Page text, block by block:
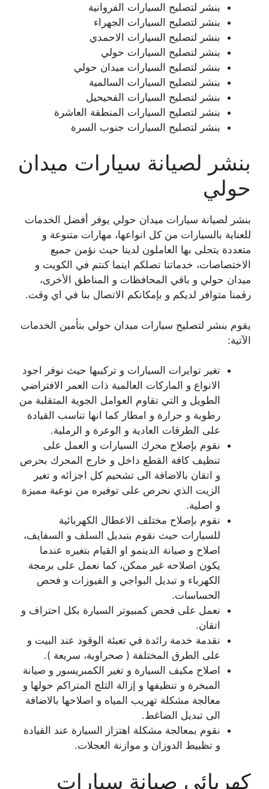
بنشر لتصليح السيارات الفروانية
بنشر لتصليح السيارات الجهراء
بنشر لتصليح السيارات الاحمدي
بنشر لتصليح السيارات حولي
بنشر لتصليح السيارات ميدان حولي
بنشر لتصليح السيارات السالمية
بنشر لتصليح السيارات الفحيحيل
بنشر لتصليح السيارات المنطقة العاشرة
بنشر لتصليح السيارات جنوب السرة
بنشر لصيانة سيارات ميدان
حولي
بنشر لصيانة سيارات ميدان حولي يوفر أفضل الخدمات
للعناية بالسيارات من كل انواعها، مهارات متنوعة و
متعددة يتحلى بها العاملون لدينا حيث نؤمن جميع
الاختصاصات، خدماتنا تصلكم اينما كنتم في الكويت و
ميدان حولي و باقي المحافظات و المناطق الأخرى،
رقمنا متوافر لديكم و بإمكانكم الاتصال بنا في اي وقت.
يقوم بنشر لتصليح سيارات ميدان حولي بتأمين الخدمات
الآتية:
تغير توايرات السيارات و تركيبها حيث نوفر اجود
الانواع و الماركات العالمية ذات العمر الافتراضي
الطويل و التي تقاوم العوامل الجوية المتقلبة من
رطوبة و حرارة و امطار كما انها تناسب القيادة
على الطرقات العادية و الوعرة و الرملية.
نقوم بإصلاح محرك السيارات و العمل على
تنظيف كافة القطع داخل و خارج المحرك بحرص
و اتقان بالاضافة الى تشحيم كل اجزائه و تغير
الزيت الذي نحرص على توفيره من نوعية مميزة
و اصلية.
نقوم بإصلاح مختلف الاعطال الكهربائية
للسيارات حيث نقوم بتبديل السلف و السفايف،
اصلاح و صيانة الدينمو او القيام بتغيره عندما
يكون اصلاحه غير ممكن، كما نعمل على برمجة
الكهرباء و تبديل البواجي و الفيوزات و فحص
الحساسات.
نعمل على فحص كمبيوتر السيارة بكل احتراف و
اتقان.
نقدمة خدمة رائدة في تعبئة الوقود عند البيت و
على الطرق المختلفة ( صحراوية، سريعة ).
اصلاح مكيف السيارة و تغير الكمبريسور و صيانة
المبخرة و تنظيفها و إزالة الثلج المتراكم حولها و
معالجة مشكلة تهريب المياه و اصلاحها بالاضافة
الى تبديل الضاغط.
نقوم بمعالجة مشكلة اهتزاز السيارة عند القيادة
و تظبيط الدوزان و موازنة العجلات.
كهربائي صيانة سيارات